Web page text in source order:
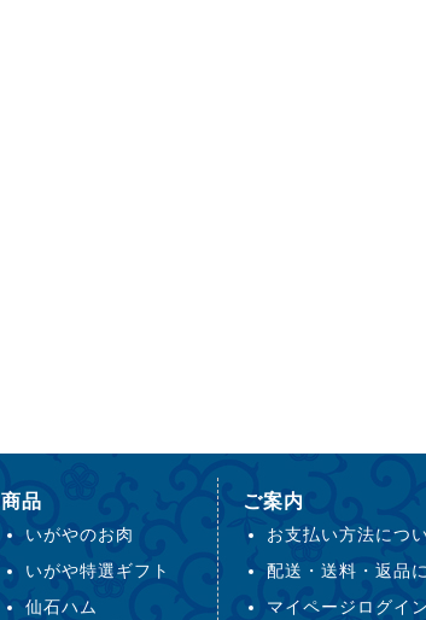
商品
いがやのお肉
いがや特選ギフト
仙石ハム
ご案内
お支払い方法につ
配送・送料・返品
マイページログイン